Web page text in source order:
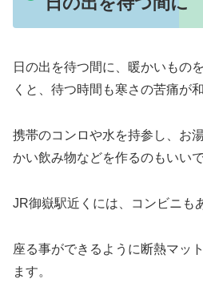
日の出を待つ間に、暖かいもの
くと、待つ時間も寒さの苦痛が
携帯のコンロや水を持参し、お
かい飲み物などを作るのもいいで
JR御嶽駅近くには、コンビニも
座る事ができるように断熱マッ
ます。